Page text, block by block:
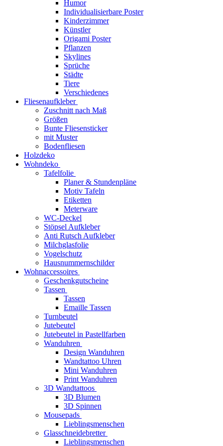
Humor
Individualisierbare Poster
Kinderzimmer
Künstler
Origami Poster
Pflanzen
Skylines
Sprüche
Städte
Tiere
Verschiedenes
Fliesenaufkleber
Zuschnitt nach Maß
Größen
Bunte Fliesensticker
mit Muster
Bodenfliesen
Holzdeko
Wohndeko
Tafelfolie
Planer & Stundenpläne
Motiv Tafeln
Etiketten
Meterware
WC-Deckel
Stöpsel Aufkleber
Anti Rutsch Aufkleber
Milchglasfolie
Vogelschutz
Hausnummernschilder
Wohnaccessoires
Geschenkgutscheine
Tassen
Tassen
Emaille Tassen
Turnbeutel
Jutebeutel
Jutebeutel in Pastellfarben
Wanduhren
Design Wanduhren
Wandtattoo Uhren
Mini Wanduhren
Print Wanduhren
3D Wandtattoos
3D Blumen
3D Spinnen
Mousepads
Lieblingsmenschen
Glasschneidebretter
Lieblingsmenschen